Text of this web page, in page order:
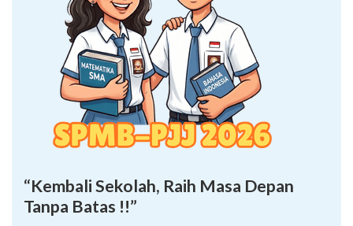
“Kembali Sekolah, Raih Masa Depan
Tanpa Batas !!”